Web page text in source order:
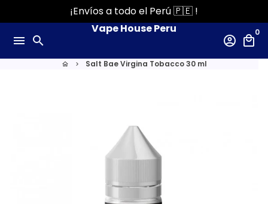
directamente
contenido
¡Envíos a todo el Perú 🇵🇪 !
menu search
Vape House Peru
account_circle local_mall
0
home keyboard_arrow_right Salt Bae Virgina Tobacco 30 ml